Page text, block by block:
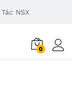
NSX
0